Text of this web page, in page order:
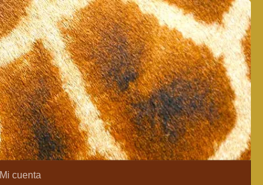
Mi cuenta